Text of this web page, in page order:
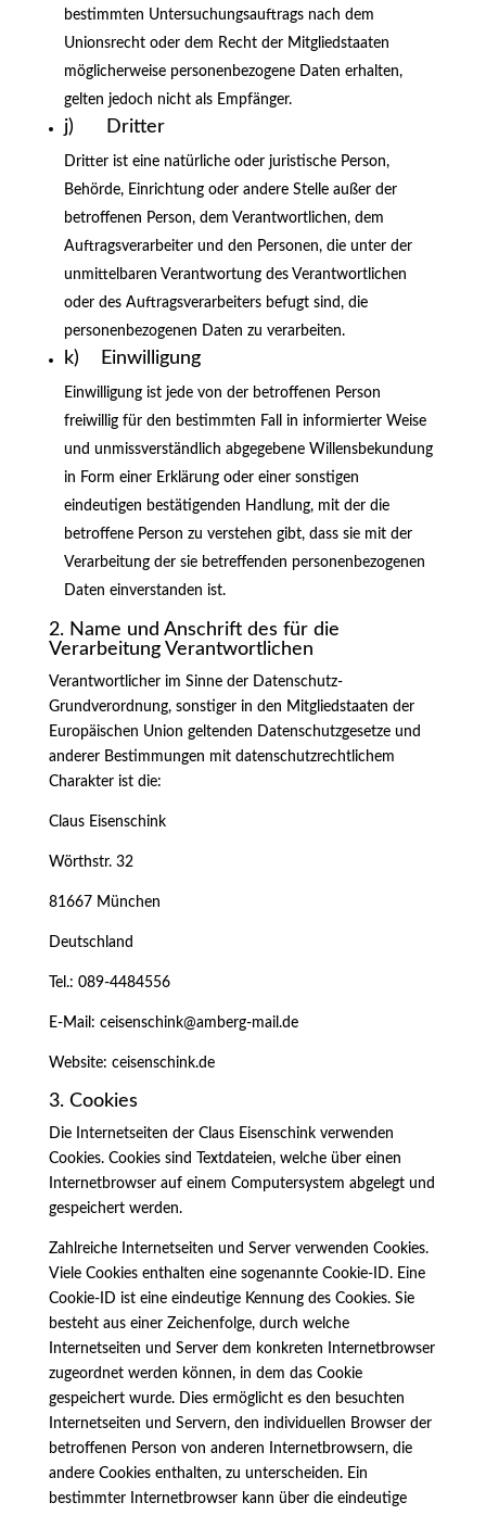
bestimmten Untersuchungsauftrags nach dem
Unionsrecht oder dem Recht der Mitgliedstaaten
möglicherweise personenbezogene Daten erhalten,
gelten jedoch nicht als Empfänger.
j) Dritter
Dritter ist eine natürliche oder juristische Person,
Behörde, Einrichtung oder andere Stelle außer der
betroffenen Person, dem Verantwortlichen, dem
Auftragsverarbeiter und den Personen, die unter der
unmittelbaren Verantwortung des Verantwortlichen
oder des Auftragsverarbeiters befugt sind, die
personenbezogenen Daten zu verarbeiten.
k) Einwilligung
Einwilligung ist jede von der betroffenen Person
freiwillig für den bestimmten Fall in informierter Weise
und unmissverständlich abgegebene Willensbekundung
in Form einer Erklärung oder einer sonstigen
eindeutigen bestätigenden Handlung, mit der die
betroffene Person zu verstehen gibt, dass sie mit der
Verarbeitung der sie betreffenden personenbezogenen
Daten einverstanden ist.
2. Name und Anschrift des für die
Verarbeitung Verantwortlichen
Verantwortlicher im Sinne der Datenschutz-
Grundverordnung, sonstiger in den Mitgliedstaaten der
Europäischen Union geltenden Datenschutzgesetze und
anderer Bestimmungen mit datenschutzrechtlichem
Charakter ist die:
Claus Eisenschink
Wörthstr. 32
81667 München
Deutschland
Tel.: 089-4484556
E-Mail: ceisenschink@amberg-mail.de
Website: ceisenschink.de
3. Cookies
Die Internetseiten der Claus Eisenschink verwenden
Cookies. Cookies sind Textdateien, welche über einen
Internetbrowser auf einem Computersystem abgelegt und
gespeichert werden.
Zahlreiche Internetseiten und Server verwenden Cookies.
Viele Cookies enthalten eine sogenannte Cookie-ID. Eine
Cookie-ID ist eine eindeutige Kennung des Cookies. Sie
besteht aus einer Zeichenfolge, durch welche
Internetseiten und Server dem konkreten Internetbrowser
zugeordnet werden können, in dem das Cookie
gespeichert wurde. Dies ermöglicht es den besuchten
Internetseiten und Servern, den individuellen Browser der
betroffenen Person von anderen Internetbrowsern, die
andere Cookies enthalten, zu unterscheiden. Ein
bestimmter Internetbrowser kann über die eindeutige